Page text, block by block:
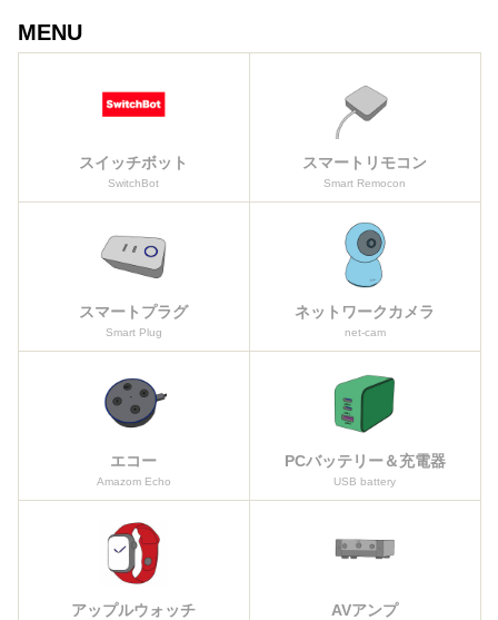
MENU
スイッチボット
SwitchBot
スマートリモコン
Smart Remocon
スマートプラグ
Smart Plug
ネットワークカメラ
net-cam
エコー
Amazom Echo
PCバッテリー＆充電器
USB battery
アップルウォッチ AVアンプ